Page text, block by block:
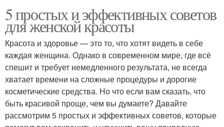
5 простых и эффективных советов
для женской красоты
Красота и здоровье — это то, что хотят видеть в себе
каждая женщина. Однако в современном мире, где всё
спешит и требует немедленного результата, не всегда
хватает времени на сложные процедуры и дорогие
косметические средства. Но что если вам сказать, что
быть красивой проще, чем вы думаете? Давайте
рассмотрим 5 простых и эффективных советов, которые